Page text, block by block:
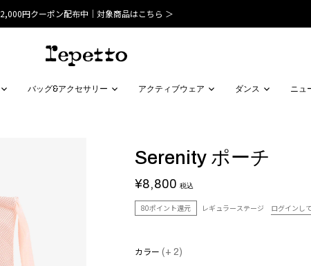
2,000円クーポン配布中｜対象商品はこちら ＞
バッグ&アクセサリー アクティブウェア ダンス ニュ
Serenity ポーチ
¥8,800 税込
80ポイント還元 レギュラーステージ ログインし
カラー (+ 2)